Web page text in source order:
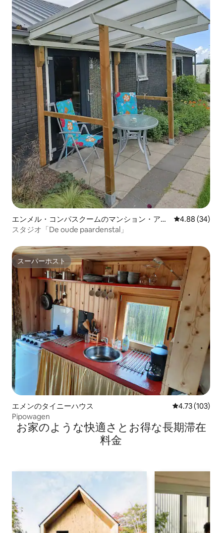
エンメル・コンパスクームのマンション・アパ
ート
レビュー34
4.88 (34)
スタジオ「De oude paardenstal」
スーパーホスト
スーパーホスト
エメンのタイニーハウス レビュー103
4.73 (103)
Pipowagen
お家のような快⁠適⁠さ⁠とお⁠得⁠な長⁠期⁠滞⁠在
料⁠金